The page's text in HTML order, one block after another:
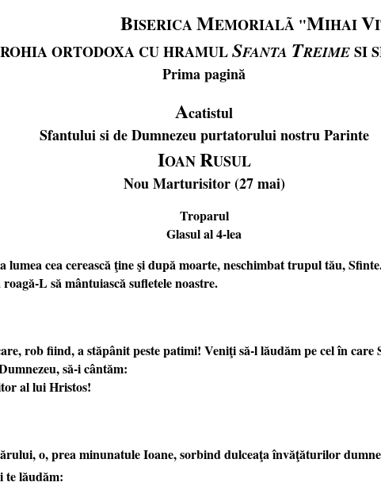
BISERICAMEMORIALÃ "MIHAIV
ORTODOXA CU HRAMULSFANTA TREIME SI
Prima pagină
Acatistul
Sfantului si de Dumnezeu purtatorului nostru Parinte
IOANRUSUL
Nou Marturisitor (27 mai)
Troparul
Glasul al 4-lea
lumea cea cerească ţine şi după moarte, neschimbat trupul tău,
L să mântuiască sufletele noastre.
rob fiind, a stăpânit peste patimi! Veniţi să-l lăudăm pe cel în
să-i cântăm:
al lui Hristos!
o, prea minunatule Ioane, sorbind dulceaţa învăţăturilor
te lăudăm: